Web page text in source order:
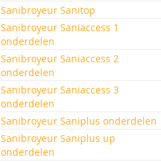
Sanibroyeur Sanitop
Sanibroyeur Saniaccess 1
onderdelen
Sanibroyeur Saniaccess 2
onderdelen
Sanibroyeur Saniaccess 3
onderdelen
Sanibroyeur Saniplus onderdelen
Sanibroyeur Saniplus up
onderdelen